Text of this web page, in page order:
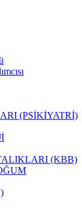
(PSİKİYATRİ)
(KBB)